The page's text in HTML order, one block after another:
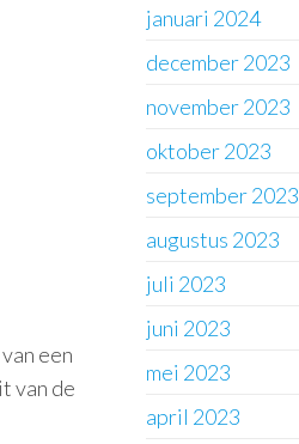
een
van de
januari 2024
december 2023
november 2023
oktober 2023
september 2023
augustus 2023
juli 2023
juni 2023
mei 2023
april 2023